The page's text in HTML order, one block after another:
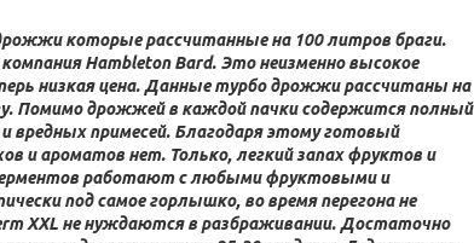
которые рассчитанные на 100 литров браги.
Hambleton Bard. Это неизменно высокое
низкая цена. Данные турбо дрожжи рассчитаны на
Помимо дрожжей в каждой пачки содержится полный
вредных примесей. Благодаря этому готовый
и ароматов нет. Только, легкий запах фруктов и
работают с любыми фруктовыми и
под самое горлышко, во время перегона не
XXL не нуждаются в разбраживании. Достаточно